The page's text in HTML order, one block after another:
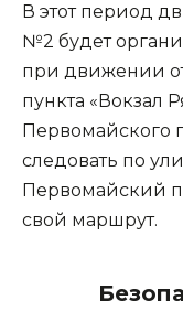
В этот период
№2 будет
при движении
пункта «Вокзал
Первомайского
следовать по
Первомайский
свой маршрут.